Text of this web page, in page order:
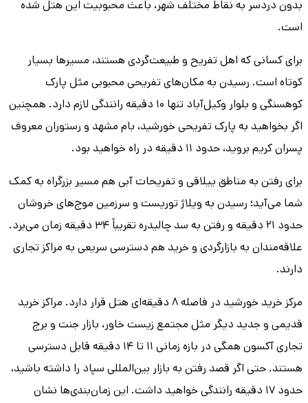
بدون دردسر به نقاط مختلف شهر، باعث محبوبیت این هتل شده
است.
برای کسانی که اهل تفریح و طبیعت‌گردی هستند، مسیرها بسیار
کوتاه است. رسیدن به مکان‌های تفریحی محبوبی مثل پارک
کوهسنگی و بلوار وکیل‌آباد تنها ۱۰ دقیقه رانندگی لازم دارد. همچنین
اگر بخواهید به پارک تفریحی خورشید، بام مشهد و رستوران معروف
پسران کریم بروید، حدود ۱۱ دقیقه در راه خواهید بود.
برای رفتن به مناطق ییلاقی و تفریحات آبی هم مسیر بزرگراه به کمک
شما می‌آید؛ رسیدن به ویلاژ توریست و سرزمین موج‌های خروشان
حدود ۲۱ دقیقه و رفتن به سد چالیدره تقریباً ۳۴ دقیقه زمان می‌برد.
علاقه‌مندان به بازارگردی و خرید هم دسترسی سریعی به مراکز تجاری
دارند.
مرکز خرید خورشید در فاصله ۸ دقیقه‌ای هتل قرار دارد. مراکز خرید
قدیمی و جدید دیگر مثل مجتمع زیست خاور، بازار جنت و برج
تجاری آکسون همگی در بازه زمانی ۱۱ تا ۱۴ دقیقه قابل دسترسی
هستند. حتی اگر قصد رفتن به بازار بین‌المللی سپاد را داشته باشید،
حدود ۱۷ دقیقه رانندگی خواهید داشت. این زمان‌بندی‌ها نشان